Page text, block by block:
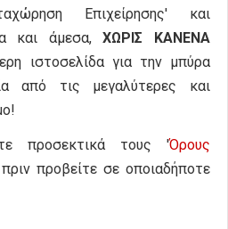
Επιχείρησης' και
και άμεσα,ΧΩΡΙΣ ΚΑΝΕΝΑ
ιστοσελίδα για την μπύρα
από τις μεγαλύτερες και
προσεκτικά τους 'Όρους
προβείτε σε οποιαδήποτε